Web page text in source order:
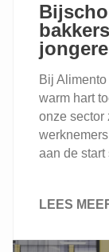
Bij
warm hart
onze sector
aan de start
LEES